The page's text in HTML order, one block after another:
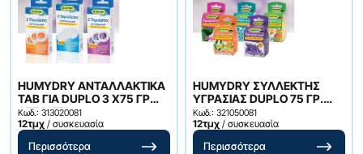
HUMYDRY ΑΝΤΑΛΛΑΚΤΙΚΑ
TAB ΓΙΑ DUPLO 3 Χ75 ΓΡ
ΛΕΒΑΝΤΑ
Κωδ.: 313020081
12τμχ / συσκευασία
Περισσότερα
HUMYDRY ΣΥΛΛΕΚΤΗΣ
ΥΓΡΑΣΙΑΣ DUPLO 75 ΓΡ.
ΡΟΔΑΚΙΝΟ
Κωδ.: 321050081
12τμχ / συσκευασία
Περισσότερα